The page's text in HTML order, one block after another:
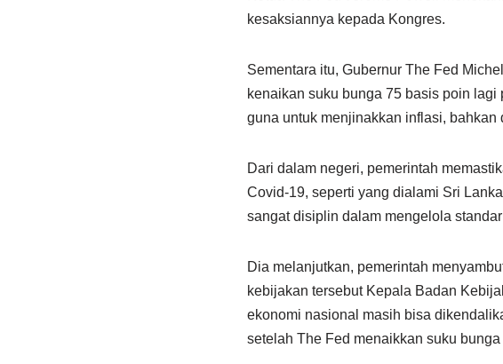
kesaksiannya kepada Kongres.
Sementara itu, Gubernur The Fed
kenaikan suku bunga 75 basis poin
guna untuk menjinakkan inflasi,
Dari dalam negeri, pemerintah
Covid-19, seperti yang dialami Sri
sangat disiplin dalam mengelola
Dia melanjutkan, pemerintah
kebijakan tersebut Kepala Badan
ekonomi nasional masih bisa
setelah The Fed menaikkan suku